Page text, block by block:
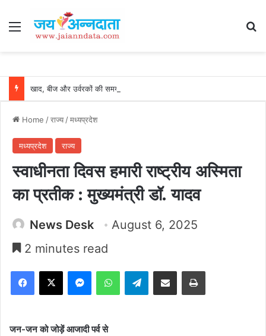
Menu
Home /राज्य/मध्यप्रदेश
मध्यप्रदेश राज्य
स्वाधीनता दिवस हमारी राष्ट्रीय अस्मिता
का प्रतीक : मुख्यमंत्री डॉ. यादव
News Desk
August 6, 2025
2 minutes read
Facebook
X MessengerWhatsAppTelegramShare via Email Print
जन-जन को जोड़ें आजादी पर्व से